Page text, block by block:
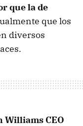
que la de
que los
diversos
Williams CEO